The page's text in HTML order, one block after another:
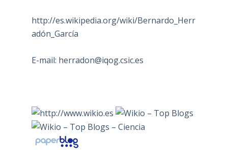
http://es.wikipedia.org/wiki/Bernardo_Herr
adón_García
E-mail: herradon@iqog.csic.es